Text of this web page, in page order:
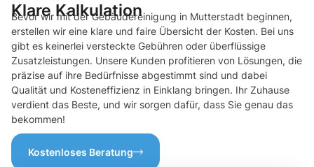
Klare Kalkulation
Bevor wir mit der Gebäudereinigung in Mutterstadt beginnen,
erstellen wir eine klare und faire Übersicht der Kosten. Bei uns
gibt es keinerlei versteckte Gebühren oder überflüssige
Zusatzleistungen. Unsere Kunden profitieren von Lösungen, die
präzise auf ihre Bedürfnisse abgestimmt sind und dabei
Qualität und Kosteneffizienz in Einklang bringen. Ihr Zuhause
verdient das Beste, und wir sorgen dafür, dass Sie genau das
bekommen!
Kostenloses Beratung